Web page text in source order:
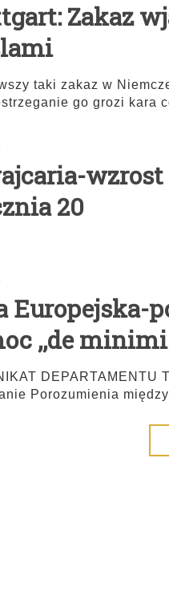
Zakaz
taki zakaz w
go grozi kara
wzrost
20
Europejska-
,,de
DEPARTAMENTU
Porozumienia